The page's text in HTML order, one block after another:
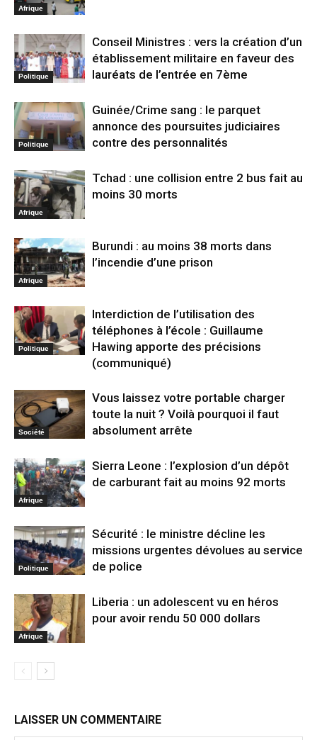
Afrique
Politique
Conseil Ministres : vers la création d’un
établissement militaire en faveur des
lauréats de l’entrée en 7ème
Politique
Guinée/Crime sang : le parquet
annonce des poursuites judiciaires
contre des personnalités
Afrique
Tchad : une collision entre 2 bus fait au
moins 30 morts
Afrique
Burundi : au moins 38 morts dans
l’incendie d’une prison
Politique
Interdiction de l’utilisation des
téléphones à l’école : Guillaume
Hawing apporte des précisions
(communiqué)
Société
Vous laissez votre portable charger
toute la nuit ? Voilà pourquoi il faut
absolument arrête
Afrique
Sierra Leone : l’explosion d’un dépôt
de carburant fait au moins 92 morts
Politique
Sécurité : le ministre décline les
missions urgentes dévolues au service
de police
Afrique
Liberia : un adolescent vu en héros
pour avoir rendu 50 000 dollars
LAISSER UN COMMENTAIRE